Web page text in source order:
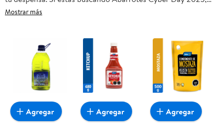
frutas frescas, carnes, pan o productos para el hogar, aquí lo
oportunidad sea realmente conveniente para ti y tu familia.
Mostrar más
Agregar Agregar Agregar